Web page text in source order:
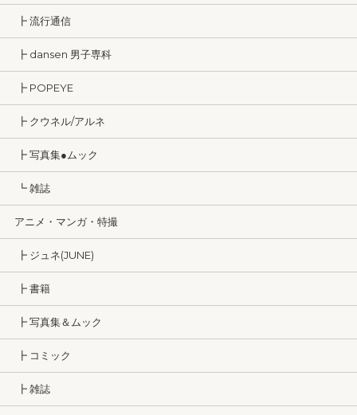
┣ 流行通信
┣ dansen 男子専科
┣ POPEYE
┣ クウネル/アルネ
┣ 写真集●ムック
┗ 雑誌
アニメ・マンガ・特撮
┣ ジュネ(JUNE)
┣ 書籍
┣ 写真集＆ムック
┣ コミック
┣ 雑誌